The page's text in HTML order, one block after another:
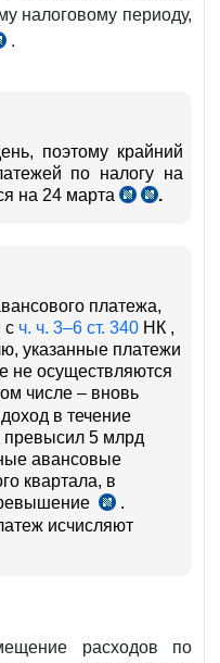
налоговому периоду,
ч.2
.
поэтому крайний
по налогу на
на 24 марта
ч.7.
платежа,
с ч. ч. 3–6 ст. 340 НК ,
указанные платежи
не осуществляются
числе – вновь
в течение
превысил 5 млрд
авансовые
квартала, в
ч.8
ст.340
.
исчисляют
расходов по